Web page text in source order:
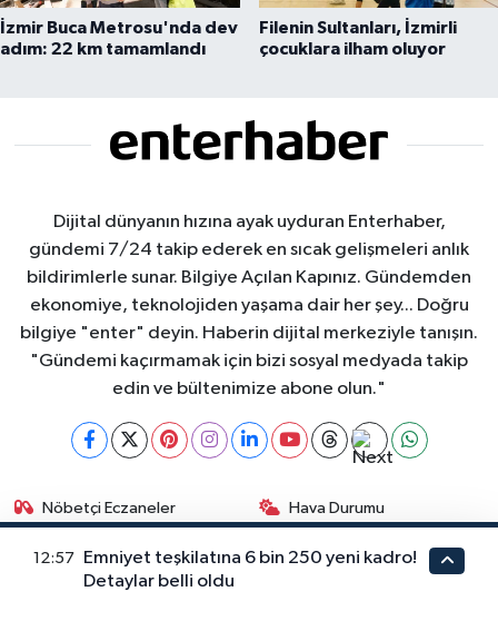
İzmir Buca Metrosu'nda dev
adım: 22 km tamamlandı
Filenin Sultanları, İzmirli
çocuklara ilham oluyor
Dijital dünyanın hızına ayak uyduran Enterhaber,
gündemi 7/24 takip ederek en sıcak gelişmeleri anlık
bildirimlerle sunar. Bilgiye Açılan Kapınız. Gündemden
ekonomiye, teknolojiden yaşama dair her şey... Doğru
bilgiye "enter" deyin. Haberin dijital merkeziyle tanışın.
"Gündemi kaçırmamak için bizi sosyal medyada takip
edin ve bültenimize abone olun."
Nöbetçi Eczaneler Hava Durumu
İstanbul Namaz Vakitleri Trafik Durumu
12:57
Emniyet teşkilatına 6 bin 250 yeni kadro!
Detaylar belli oldu